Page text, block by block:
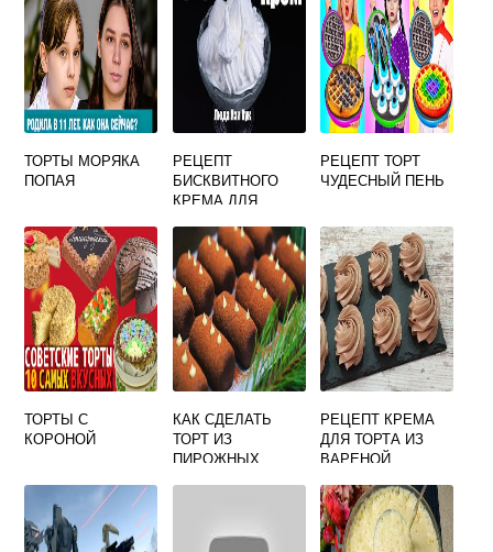
ТОРТЫ МОРЯКА
ПОПАЯ
РЕЦЕПТ
БИСКВИТНОГО
КРЕМА ДЛЯ
РЕЦЕПТ ТОРТ
ЧУДЕСНЫЙ ПЕНЬ
ТОРТЫ С
КОРОНОЙ
КАК СДЕЛАТЬ
ТОРТ ИЗ
ПИРОЖНЫХ
РЕЦЕПТ КРЕМА
ДЛЯ ТОРТА ИЗ
ВАРЕНОЙ
СЛИВОК